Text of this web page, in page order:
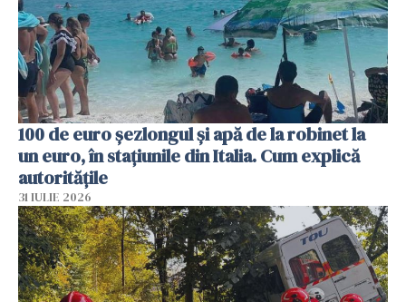
100 de euro șezlongul și apă de la robinet la
un euro, în stațiunile din Italia. Cum explică
autoritățile
31 IULIE 2026